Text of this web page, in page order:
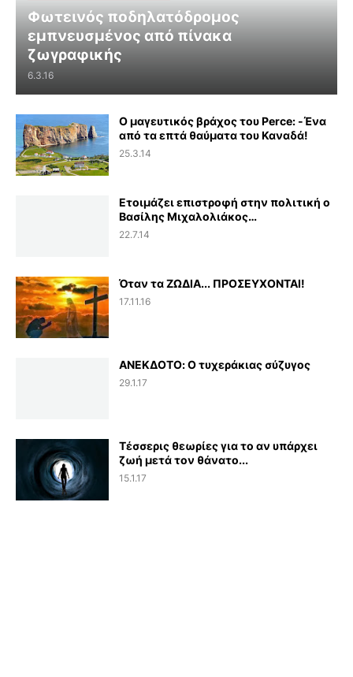
Φωτεινός ποδηλατόδρομος
εμπνευσμένος από πίνακα
ζωγραφικής
6.3.16
Ο μαγευτικός βράχος του Perce: -Ένα
από τα επτά θαύματα του Καναδά!
25.3.14
Ετοιμάζει επιστροφή στην πολιτική ο
Βασίλης Μιχαλολιάκος…
22.7.14
Όταν τα ΖΩΔΙΑ... ΠΡΟΣΕΥΧΟΝΤΑΙ!
17.11.16
ΑΝΕΚΔΟΤΟ: Ο τυχεράκιας σύζυγος
29.1.17
Τέσσερις θεωρίες για το αν υπάρχει
ζωή μετά τον θάνατο...
15.1.17